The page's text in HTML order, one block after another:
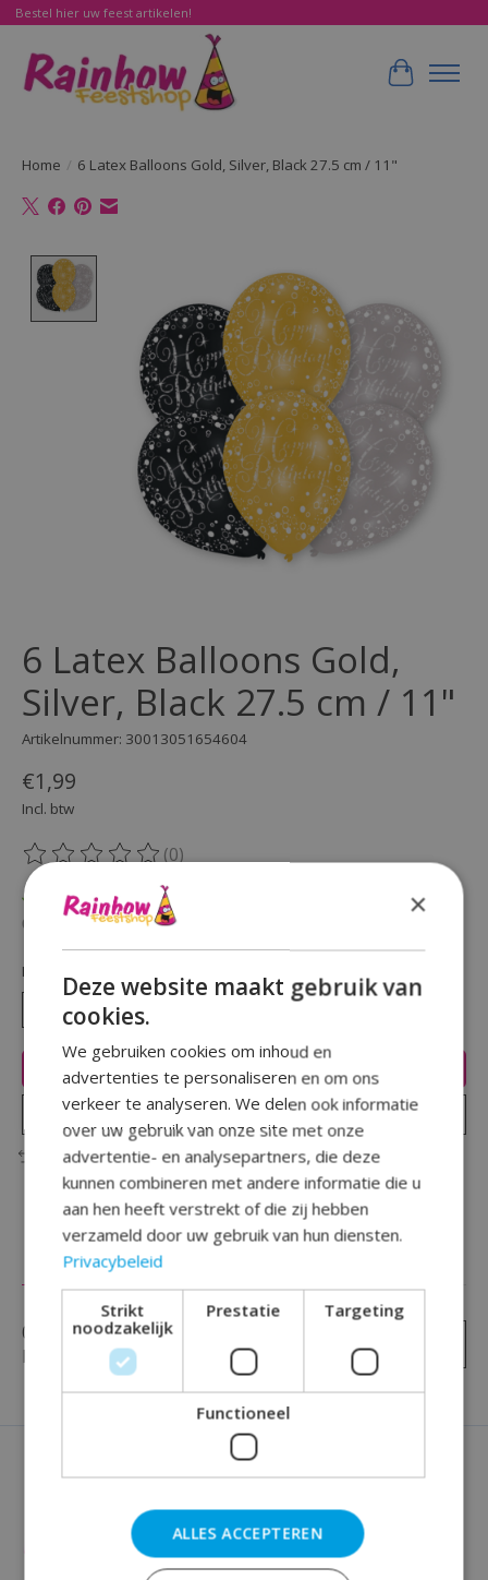
Bestel hier uw feest artikelen!
Home / 6 Latex Balloons Gold, Silver, Black 27.5 cm / 11"
Product image slideshow Items
6 Latex Balloons Gold,
Silver, Black 27.5 cm / 11"
Artikelnummer: 30013051654604
€1,99
Incl. btw
De beoordeling van dit product is0van de 5
(0)
Op voorraad
Beschikbaarheid in de winkel controleren
Hoeveelheid:
Toevoegen aan winkelwagen
Plaats bestelling
Toevoegen om te vergelijken
Reviews (0)
0 sterren op basis van
beoordelingen
Je beoordeling toevoegen
×
Deze website maakt gebruik van
cookies.
We gebruiken cookies om inhoud en
advertenties te personaliseren en om ons
verkeer te analyseren. We delen ook informatie
over uw gebruik van onze site met onze
advertentie- en analysepartners, die deze
kunnen combineren met andere informatie die u
aan hen heeft verstrekt of die zij hebben
verzameld door uw gebruik van hun diensten.
Privacybeleid
Strikt
noodzakelijk
Prestatie Targeting
Functioneel
ALLES ACCEPTEREN